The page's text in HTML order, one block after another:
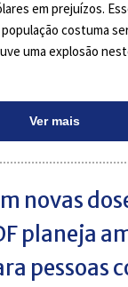
em prejuízos.
costuma
uma explosão
Ver mais
novas
planeja
pessoas